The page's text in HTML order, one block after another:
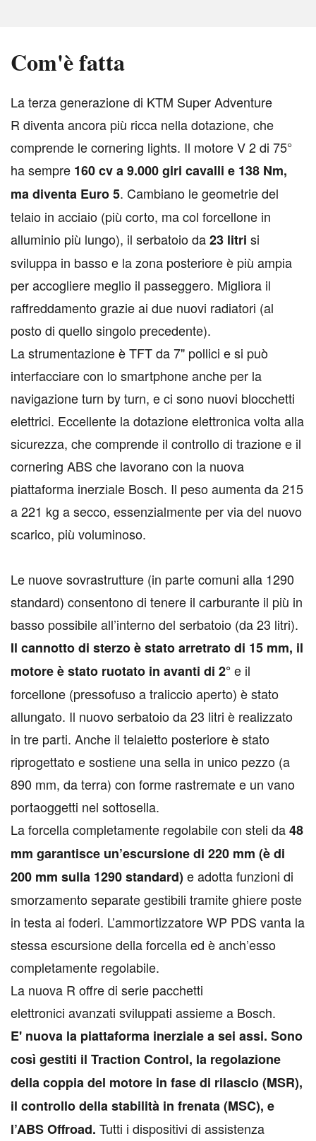
Com'è fatta
La terza generazione di KTM Super Adventure
R diventa ancora più ricca nella dotazione, che
comprende le cornering lights. Il motore V 2 di 75°
ha sempre 160 cv a 9.000 giri cavalli e 138 Nm,
ma diventa Euro 5. Cambiano le geometrie del
telaio in acciaio (più corto, ma col forcellone in
alluminio più lungo), il serbatoio da23 litri si
sviluppa in basso e la zona posteriore è più ampia
per accogliere meglio il passeggero. Migliora il
raffreddamento grazie ai due nuovi radiatori (al
posto di quello singolo precedente).
La strumentazione è TFT da 7" pollici e si può
interfacciare con lo smartphone anche per la
navigazione turn by turn, e ci sono nuovi blocchetti
elettrici. Eccellente la dotazione elettronica volta alla
sicurezza, che comprende il controllo di trazione e il
cornering ABS che lavorano con la nuova
piattaforma inerziale Bosch. Il peso aumenta da 215
a 221 kg a secco, essenzialmente per via del nuovo
scarico, più voluminoso.
Le nuove sovrastrutture (in parte comuni alla 1290
standard) consentono di tenere il carburante il più in
basso possibile all’interno del serbatoio (da 23 litri).
Il cannotto di sterzo è stato arretrato di 15 mm, il
motore è stato ruotato in avanti di 2°e il
forcellone (pressofuso a traliccio aperto) è stato
allungato. Il nuovo serbatoio da 23 litri è realizzato
in tre parti. Anche il telaietto posteriore è stato
riprogettato e sostiene una sella in unico pezzo (a
890 mm, da terra) con forme rastremate e un vano
portaoggetti nel sottosella.
La forcella completamente regolabile con steli da48
mm garantisce un’escursione di 220 mm (è di
200 mm sulla 1290 standard)e adotta funzioni di
smorzamento separate gestibili tramite ghiere poste
in testa ai foderi. L’ammortizzatore WP PDS vanta la
stessa escursione della forcella ed è anch’esso
completamente regolabile.
La nuova R offre di serie pacchetti
elettronici avanzati sviluppati assieme a Bosch.
E' nuova la piattaforma inerziale a sei assi. Sono
così gestiti il Traction Control, la regolazione
della coppia del motore in fase di rilascio (MSR),
il controllo della stabilità in frenata (MSC), e
l’ABS Offroad. Tutti i dispositivi di assistenza